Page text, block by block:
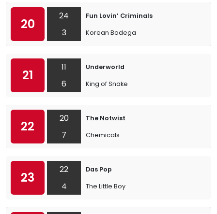
20
24
3
Fun Lovin’ Criminals
Korean Bodega
21
11
6
Underworld
King of Snake
22
20
7
The Notwist
Chemicals
23
22
4
Das Pop
The Little Boy